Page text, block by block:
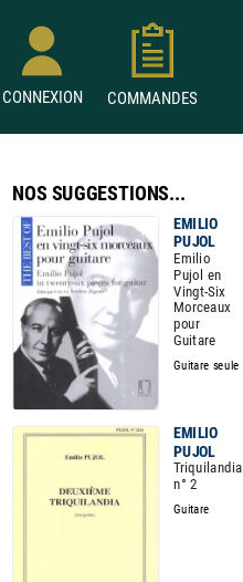
CONNEXION COMMANDES
NOS SUGGESTIONS...
EMILIO
PUJOL
Emilio
Pujol en
Vingt-Six
Morceaux
pour
Guitare
Guitare seule
EMILIO
PUJOL
Triquilandia
n° 2
Guitare